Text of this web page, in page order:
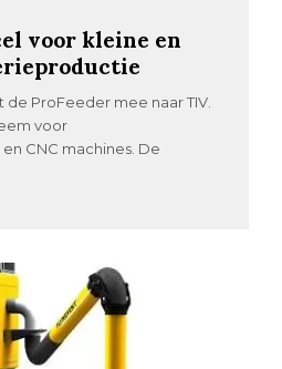
voor kleine en
ProFeeder mee naar TIV.
voor
CNC machines. De